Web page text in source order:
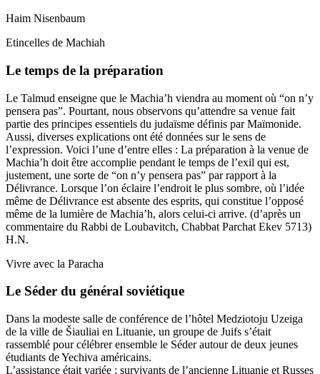
Haim Nisenbaum
Etincelles de Machiah
Le temps de la préparation
Le Talmud enseigne que le Machia’h viendra au moment où “on n’y
pensera pas”. Pourtant, nous observons qu’attendre sa venue fait
partie des principes essentiels du judaïsme définis par Maïmonide.
Aussi, diverses explications ont été données sur le sens de
l’expression. Voici l’une d’entre elles : La préparation à la venue de
Machia’h doit être accomplie pendant le temps de l’exil qui est,
justement, une sorte de “on n’y pensera pas” par rapport à la
Délivrance. Lorsque l’on éclaire l’endroit le plus sombre, où l’idée
même de Délivrance est absente des esprits, qui constitue l’opposé
même de la lumière de Machia’h, alors celui-ci arrive. (d’après un
commentaire du Rabbi de Loubavitch, Chabbat Parchat Ekev 5713)
H.N.
Vivre avec la Paracha
Le Séder du général soviétique
Dans la modeste salle de conférence de l’hôtel Medziotoju Uzeiga
de la ville de Šiauliai en Lituanie, un groupe de Juifs s’était
rassemblé pour célébrer ensemble le Séder autour de deux jeunes
étudiants de Yechiva américains.
L’assistance était variée : survivants de l’ancienne Lituanie et Russes